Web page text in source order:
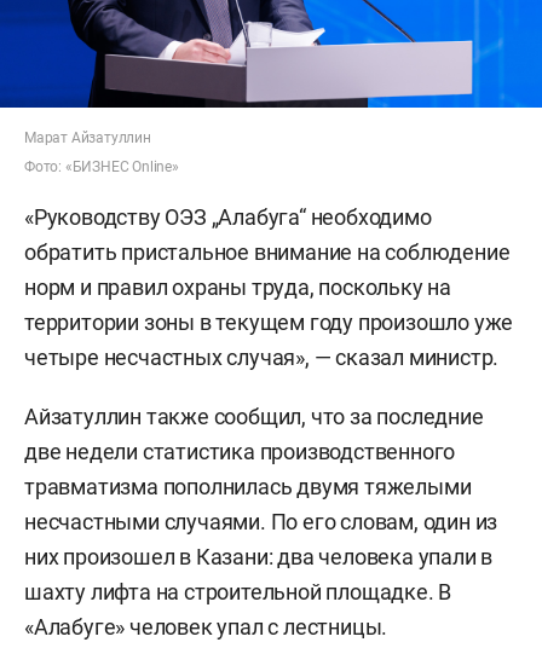
Марат Айзатуллин
Фото: «БИЗНЕС Online»
«Руководству ОЭЗ „Алабуга“ необходимо
обратить пристальное внимание на соблюдение
норм и правил охраны труда, поскольку на
территории зоны в текущем году произошло уже
четыре несчастных случая», — сказал министр.
Айзатуллин также сообщил, что за последние
две недели статистика производственного
травматизма пополнилась двумя тяжелыми
несчастными случаями. По его словам, один из
них произошел в Казани: два человека упали в
шахту лифта на строительной площадке. В
«Алабуге» человек упал с лестницы.